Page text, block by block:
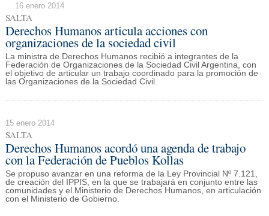
16 enero 2014
SALTA
Derechos Humanos articula acciones con
organizaciones de la sociedad civil
La ministra de Derechos Humanos recibió a integrantes de la
Federación de Organizaciones de la Sociedad Civil Argentina, con
el objetivo de articular un trabajo coordinado para la promoción de
las Organizaciones de la Sociedad Civil.
15 enero 2014
SALTA
Derechos Humanos acordó una agenda de trabajo
con la Federación de Pueblos Kollas
Se propuso avanzar en una reforma de la Ley Provincial Nº 7.121,
de creación del IPPIS, en la que se trabajará en conjunto entre las
comunidades y el Ministerio de Derechos Humanos, en articulación
con el Ministerio de Gobierno.